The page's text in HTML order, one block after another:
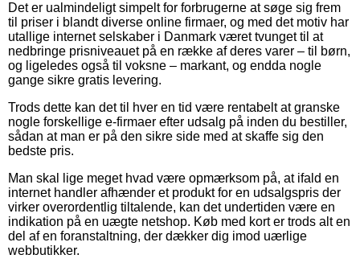
Det er ualmindeligt simpelt for forbrugerne at søge sig frem
til priser i blandt diverse online firmaer, og med det motiv har
utallige internet selskaber i Danmark været tvunget til at
nedbringe prisniveauet på en række af deres varer – til børn,
og ligeledes også til voksne – markant, og endda nogle
gange sikre gratis levering.
Trods dette kan det til hver en tid være rentabelt at granske
nogle forskellige e-firmaer efter udsalg på inden du bestiller,
sådan at man er på den sikre side med at skaffe sig den
bedste pris.
Man skal lige meget hvad være opmærksom på, at ifald en
internet handler afhænder et produkt for en udsalgspris der
virker overordentlig tiltalende, kan det undertiden være en
indikation på en uægte netshop. Køb med kort er trods alt en
del af en foranstaltning, der dækker dig imod uærlige
webbutikker.